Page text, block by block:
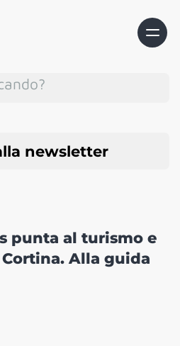
newsletter
punta al turismo e
Alla guida